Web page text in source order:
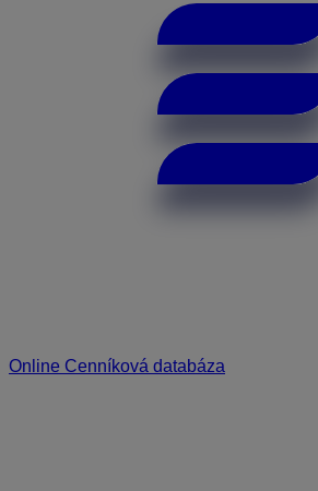
Online Cenníková databáza